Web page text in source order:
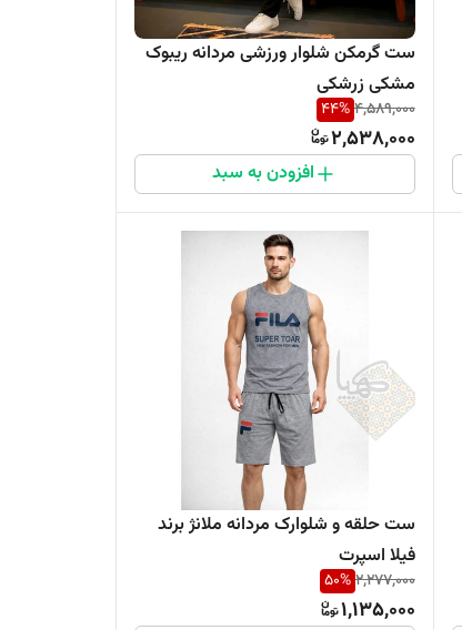
ست گرمکن شلوار ورزشی مردانه ریبوک
مشکی زرشکی
4,589,000
44%
2,538,000
افزودن به سبد
ست حلقه و شلوارک مردانه ملانژ برند
فیلا اسپرت
2,277,000
50%
1,135,000